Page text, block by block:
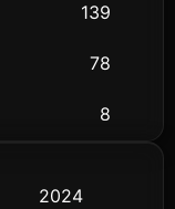
139
78
8
2024